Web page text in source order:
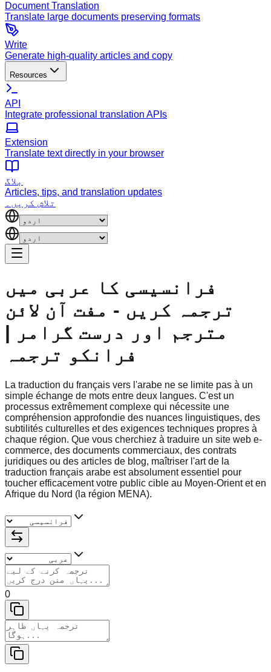
Document Translation
Translate large documents preserving formats
Write
Generate high-quality articles and copy
Resources
API
Integrate professional translation APIs
Extension
Translate text directly in your browser
بلاگ
Articles, tips, and translation updates
تلاش کریں۔
فرانسیسی کا عربی میں
ترجمہ کریں - مفت آن لائن
مترجم اور درست گرامر |
فرانکو ترجمہ
La traduction du français vers l'arabe ne se limite pas à un
simple échange de mots entre deux langues. C'est un
processus extrêmement complexe qui nécessite une
compréhension approfondie des nuances linguistiques, des
subtilités culturelles et des exigences techniques propres à
chaque région. Que vous cherchiez à traduire un site web e-
commerce, des documents commerciaux, des contrats
juridiques ou des articles de blog, maîtriser l'art de la
traduction français arabe est absolument essentiel pour
toucher efficacement votre public cible au Moyen-Orient et en
Afrique du Nord (la région MENA).
0